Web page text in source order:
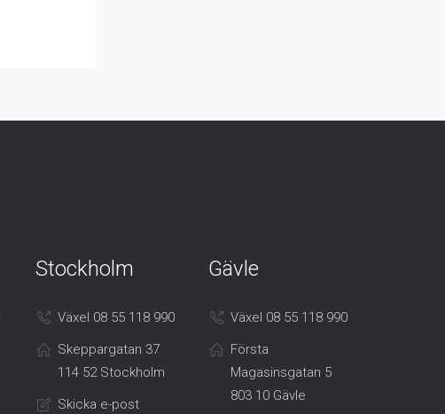
Stockholm
Växel 08 55 118 990
Skeppargatan 37
114 52 Stockholm
Skicka e-post
Gävle
Växel 08 55 118 990
Första
Magasinsgatan 5
803 10 Gävle